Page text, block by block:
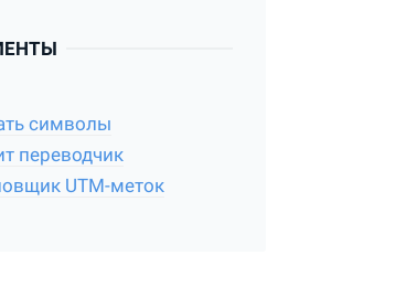
символы
переводчик
UTM-меток